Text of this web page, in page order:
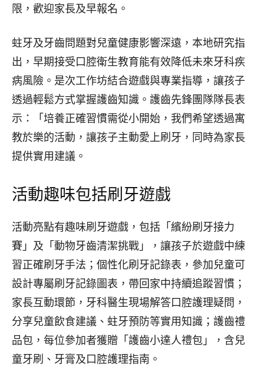
限，歡迎家長及早報名。
蛀牙及牙齒問題對兒童健康影響深遠，本地研究指
出，早期接受口腔衛生教育能有效降低未來牙科疾
病風險。是次工作坊結合遊戲與專業指導，讓孩子
透過輕鬆方式掌握護齒知識。護齒先鋒團隊隊長表
示：「培養正確習慣需從小開始，我們希望透過寓
教於樂的活動，讓孩子主動愛上刷牙，同時為家長
提供實用建議。
活動趣味包括刷牙遊戲
活動亮點有趣味刷牙遊戲，包括「繽紛刷牙接力
賽」及「動物牙齒清潔挑戰」，讓孩子於遊戲中練
習正確刷牙手法；個性化刷牙記錄表，參加兒童可
設計專屬刷牙記錄圖表，帶回家中持續追蹤習慣；
家長互動環節，牙科醫生現場解答口腔護理疑問，
分享兒童飲食建議、蛀牙預防等實用知識；護齒禮
品包，每位參加者獲贈「護齒小達人禮包」，含兒
童牙刷、牙膏及口腔護理指南。